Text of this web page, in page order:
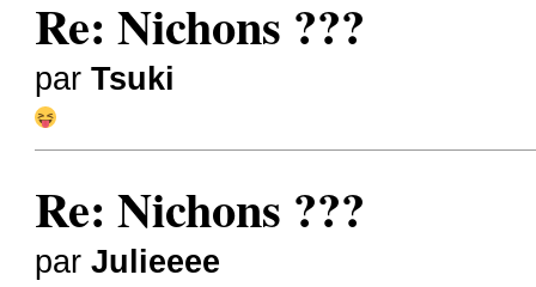
Re: Nichons ???
parTsuki
Re: Nichons ???
parJulieeee